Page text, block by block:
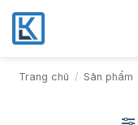
Bỏ
qua
nội
dungTrang chủ / Sản phẩm